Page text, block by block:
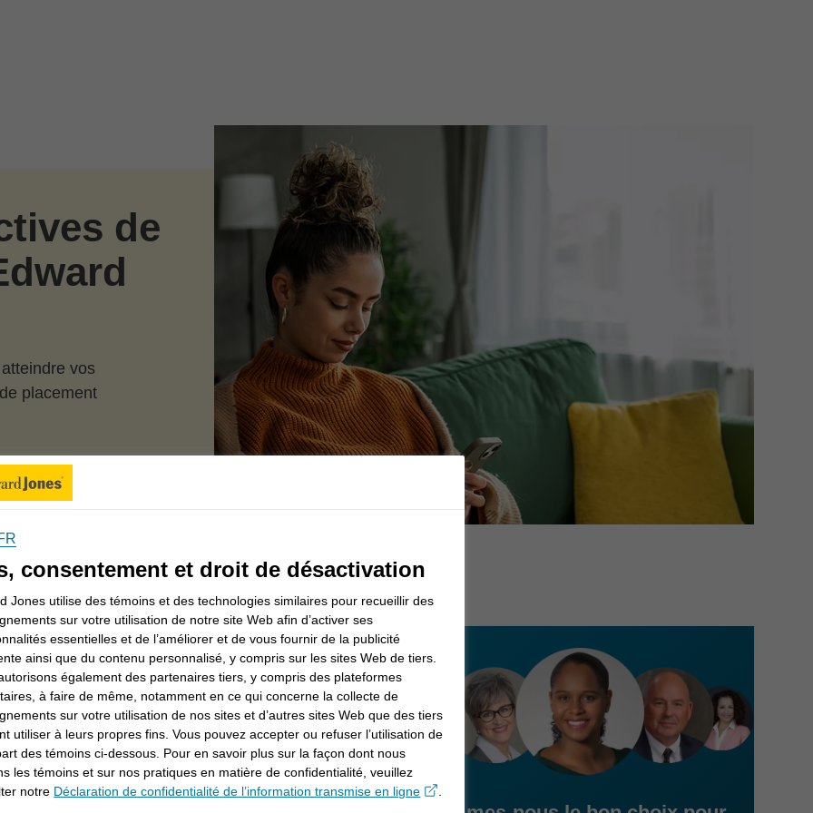
de
vos
placement
de planification d’Edward Jones
pour vous et votre famille avec des sujets qui vous
et ce que vous ne devez pas faire lorsque vous
point de vue sur les marchés, l’économie, et plus
mois à votre boîte de réception. Demandez à
de vous abonner au bulletin d’Edward Jones.
de 2026
consentement et droit de désactivation
Jones utilise des témoins et des technologies similaires pour recueillir des
sur votre utilisation de notre site Web afin d’activer ses
essentielles et de l’améliorer et de vous fournir de la publicité
ainsi que du contenu personnalisé, y compris sur les sites Web de tiers.
également des partenaires tiers, y compris des plateformes
à faire de même, notamment en ce qui concerne la collecte de
sur votre utilisation de nos sites et d’autres sites Web que des tiers
utiliser à leurs propres fins. Vous pouvez accepter ou refuser l’utilisation de
des témoins ci-dessous. Pour en savoir plus sur la façon dont nous
les témoins et sur nos pratiques en matière de confidentialité, veuillez
notre Déclaration de confidentialité de l’information transmise en ligneopens in a new window